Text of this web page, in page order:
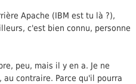
Apache (IBM est tu là ?),
c'est bien connu, personne
peu, mais il y en a. Je ne
au contraire. Parce qu'il pourra